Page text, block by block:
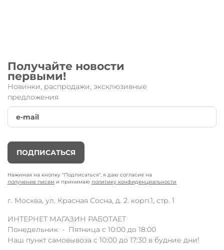
Получайте новости
первыми!
Новинки, распродажи, эксклюзивные
предложения
ПОДПИСАТЬСЯ
Нажимая на кнопку "Подписаться", я даю согласие на
получение писем и принимаю политику конфиденциальности
г. Москва, ул. Красная Сосна, д. 2. корп.1, стр. 1
ИНТЕРНЕТ МАГАЗИН РАБОТАЕТ
Понедельник - Пятница с 10:00 до 18:00
Наш пункт самовывоза с 10:00 до 17:30 в будние дни!